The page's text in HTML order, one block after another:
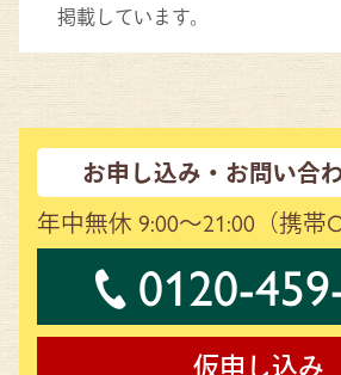
掲載しています。
お申し込み・お問い合
年中無休 9:00～21:00 （携帯
0120-
仮申し込み